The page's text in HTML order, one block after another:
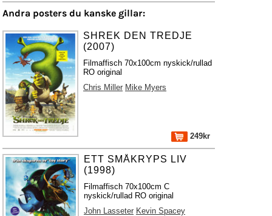
Andra posters du kanske gillar:
SHREK DEN TREDJE
(2007)
Filmaffisch 70x100cm nyskick/rullad
RO original
Chris Miller Mike Myers
249kr
ETT SMÅKRYPS LIV
(1998)
Filmaffisch 70x100cm C
nyskick/rullad RO original
John Lasseter Kevin Spacey